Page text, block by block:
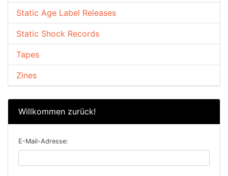
Static Age Label Releases
Static Shock Records
Tapes
Zines
Willkommen zurück!
E-Mail-Adresse: